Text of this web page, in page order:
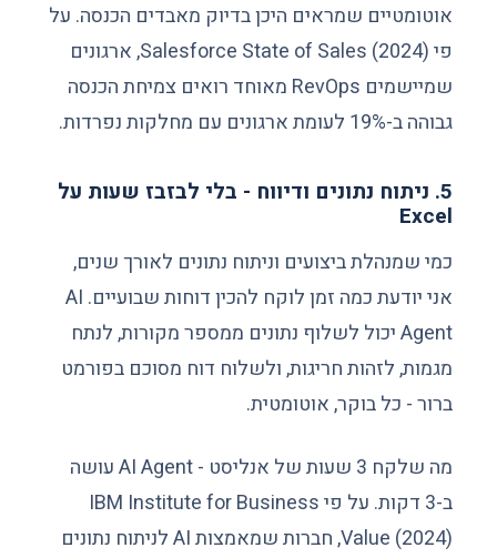
אוטומטיים שמראים היכן בדיוק מאבדים הכנסה. על
פי Salesforce State of Sales (2024), ארגונים
שמיישמים RevOps מאוחד רואים צמיחת הכנסה
גבוהה ב-19% לעומת ארגונים עם מחלקות נפרדות.
5. ניתוח נתונים ודיווח - בלי לבזבז שעות על
Excel
כמי שמנהלת ביצועים וניתוח נתונים לאורך שנים,
אני יודעת כמה זמן לוקח להכין דוחות שבועיים. AI
Agent יכול לשלוף נתונים ממספר מקורות, לנתח
מגמות, לזהות חריגות, ולשלוח דוח מסוכם בפורמט
ברור - כל בוקר, אוטומטית.
מה שלקח 3 שעות של אנליסט - AI Agent עושה
ב-3 דקות. על פי IBM Institute for Business
Value (2024), חברות שמאמצות AI לניתוח נתונים